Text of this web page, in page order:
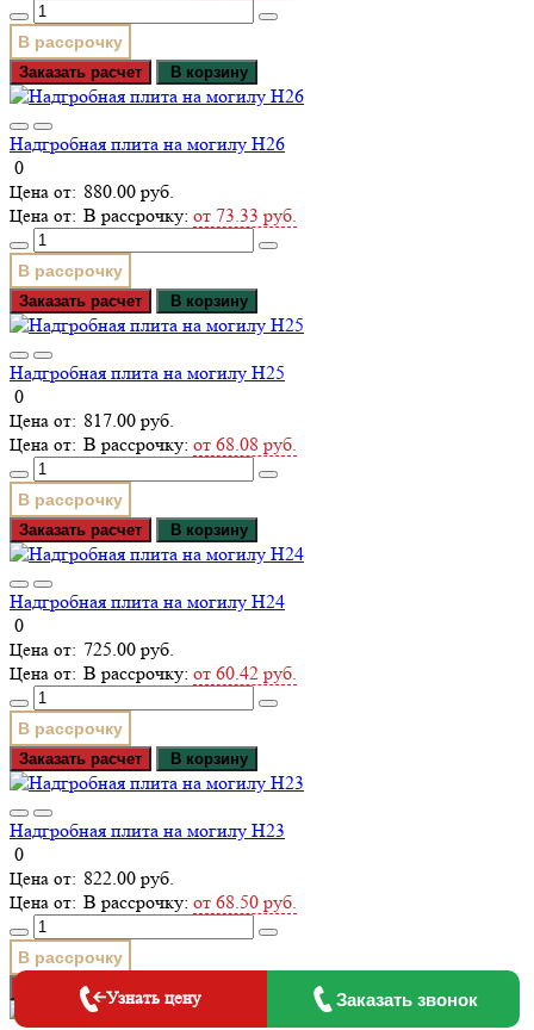
В рассрочку
Заказать расчет В корзину
Надгробная плита на могилу Н26
0
880.00 руб.
В рассрочку: от 73.33 руб.
В рассрочку
Заказать расчет В корзину
Надгробная плита на могилу Н25
0
817.00 руб.
В рассрочку: от 68.08 руб.
В рассрочку
Заказать расчет В корзину
Надгробная плита на могилу Н24
0
725.00 руб.
В рассрочку: от 60.42 руб.
В рассрочку
Заказать расчет В корзину
Надгробная плита на могилу Н23
0
822.00 руб.
В рассрочку: от 68.50 руб.
В рассрочку
Заказать расчет
Узнать цену Заказать звонок